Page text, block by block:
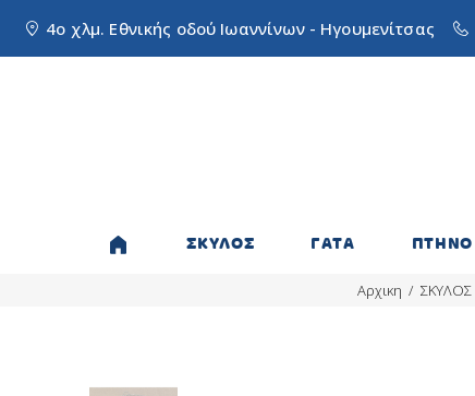
4ο χλμ. Εθνικής οδού Ιωαννίνων - Ηγουμενίτσας
ΣΚΥΛΟΣ ΓΑΤΑ ΠΤΗΝΟ
Αρχικη ΣΚΥΛΟΣ